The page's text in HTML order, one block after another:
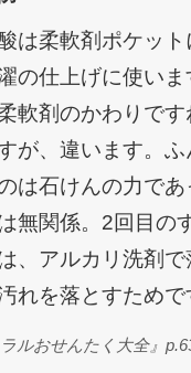
は柔軟剤ポケッ
の仕上げに使いま
軟剤のかわりです
が、違います。
は石けんの力であ
無関係。2回目の
、アルカリ洗剤で
れを落とすためで
ラルおせんたく大全』